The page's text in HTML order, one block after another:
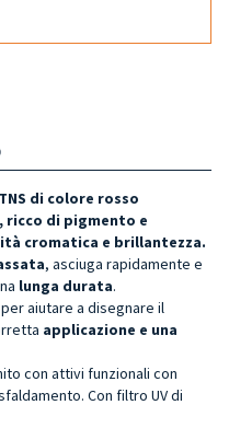
di colore rosso
di pigmento e
cromatica e brillantezza.
, asciuga rapidamente e
lunga durata.
aiutare a disegnare il
applicazione e una
con attivi funzionali con
Con filtro UV di